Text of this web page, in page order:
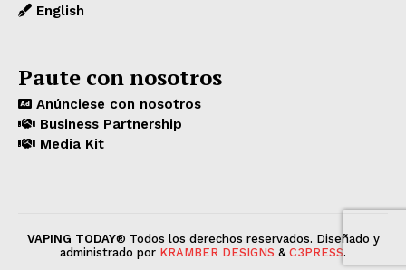
English
Paute con nosotros
Anúnciese con nosotros
Business Partnership
Media Kit
VAPING TODAY® Todos los derechos reservados. Diseñado y
administrado por KRAMBER DESIGNS & C3PRESS.